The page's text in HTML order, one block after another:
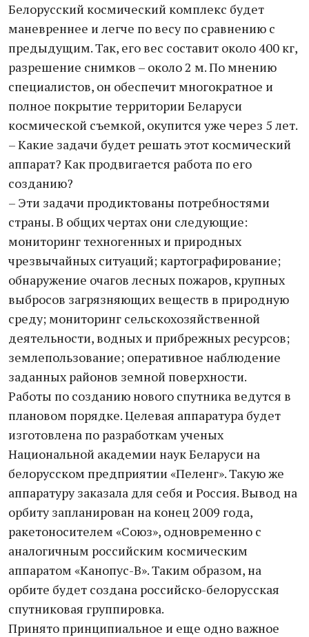
Белорусский космический комплекс будет
маневреннее и легче по весу по сравнению с
предыдущим. Так, его вес составит около 400 кг,
разрешение снимков – около 2 м. По мнению
специалистов, он обеспечит многократное и
полное покрытие территории Беларуси
космической съемкой, окупится уже через 5 лет.
– Какие задачи будет решать этот космический
аппарат? Как продвигается работа по его
созданию?
– Эти задачи продиктованы потребностями
страны. В общих чертах они следующие:
мониторинг техногенных и природных
чрезвычайных ситуаций; картографирование;
обнаружение очагов лесных пожаров, крупных
выбросов загрязняющих веществ в природную
среду; мониторинг сельскохозяйственной
деятельности, водных и прибрежных ресурсов;
землепользование; оперативное наблюдение
заданных районов земной поверхности.
Работы по созданию нового спутника ведутся в
плановом порядке. Целевая аппаратура будет
изготовлена по разработкам ученых
Национальной академии наук Беларуси на
белорусском предприятии «Пеленг». Такую же
аппаратуру заказала для себя и Россия. Вывод на
орбиту запланирован на конец 2009 года,
ракетоносителем «Союз», одновременно с
аналогичным российским космическим
аппаратом «Канопус-В». Таким образом, на
орбите будет создана российско-белорусская
спутниковая группировка.
Принято принципиальное и еще одно важное